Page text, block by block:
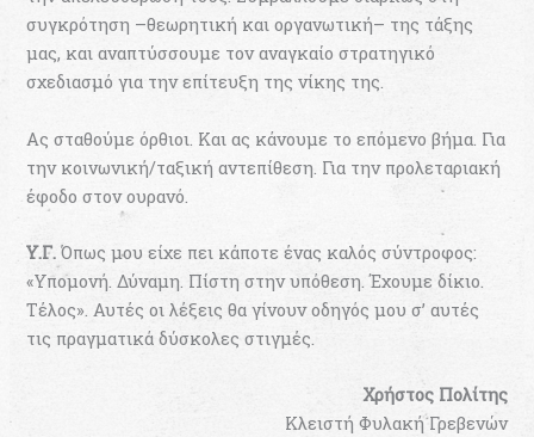
συγκρότηση –θεωρητική και οργανωτική– της τάξης
μας, και αναπτύσσουμε τον αναγκαίο στρατηγικό
σχεδιασμό για την επίτευξη της νίκης της.
Ας σταθούμε όρθιοι. Και ας κάνουμε το επόμενο βήμα. Για
την κοινωνική/ταξική αντεπίθεση. Για την προλεταριακή
έφοδο στον ουρανό.
Υ.Γ. Όπως μου είχε πει κάποτε ένας καλός σύντροφος:
«Υπομονή. Δύναμη. Πίστη στην υπόθεση. Έχουμε δίκιο.
Τέλος». Αυτές οι λέξεις θα γίνουν οδηγός μου σ’ αυτές
τις πραγματικά δύσκολες στιγμές.
Χρήστος Πολίτης
Κλειστή Φυλακή Γρεβενών